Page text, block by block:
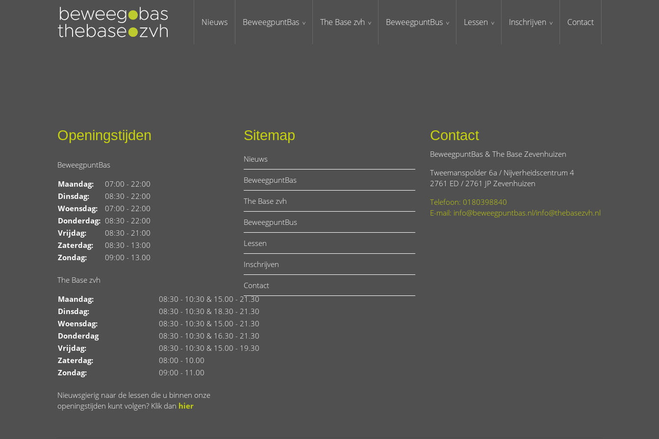
Nieuws BeweegpuntBas The Base zvh BeweegpuntBus Lessen Inschrijven Contact
Openingstijden
BeweegpuntBas
Maandag:
07:00 - 22:00
Dinsdag:
08:30 - 22:00
Woensdag:
07:00 - 22:00
Donderdag: 08:30 - 22:00
Vrijdag:
08:30 - 21:00
Zaterdag:
08:30 - 13:00
Zondag:
09:00 - 13.00
The Base zvh
Maandag:
08:30 - 10:30 & 15.00 - 21.30
Dinsdag:
08:30 - 10:30 & 18.30 - 21.30
Woensdag:
08:30 - 10:30 & 15.00 - 21.30
Donderdag
08:30 - 10:30 & 16.30 - 21.30
Vrijdag:
08:30 - 10:30 & 15.00 - 19.30
Zaterdag:
08:00 - 10.00
Zondag:
09:00 - 11.00
Nieuwsgierig naar de lessen die u binnen onze
openingstijden kunt volgen? Klik dan hier
Sitemap
Nieuws
BeweegpuntBas
The Base zvh
BeweegpuntBus
Lessen
Inschrijven
Contact
Contact
BeweegpuntBas & The Base Zevenhuizen
Tweemanspolder 6a / Nijverheidscentrum 4
2761 ED / 2761 JP Zevenhuizen
Telefoon: 0180398840
E-mail: info@beweegpuntbas.nl/info@thebasezvh.nl